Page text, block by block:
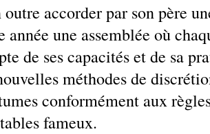
accorder par son père
année une assemblée où
de ses capacités et de sa
méthodes de
conformément aux
fameux.